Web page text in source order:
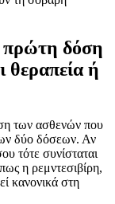
πρώτη δόση
θεραπεία ή
των ασθενών που
δύο δόσεων. Αν
τότε συνίσταται
η ρεμντεσιβίρη,
κανονικά στη